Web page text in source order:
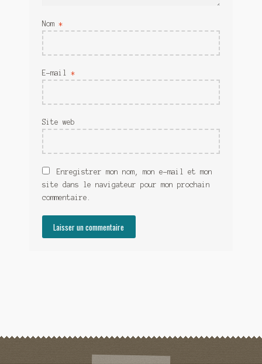
Nom *
E-mail *
Site web
Enregistrer mon nom, mon e-mail et mon
site dans le navigateur pour mon prochain
commentaire.